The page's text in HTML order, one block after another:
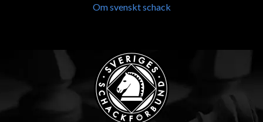
Om svenskt schack